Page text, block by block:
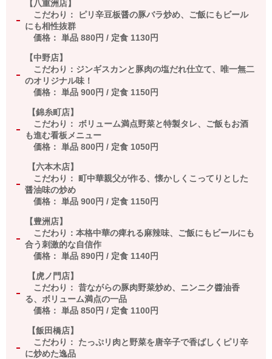
【八重洲店】
こだわり： ピリ辛豆板醤の豚バラ炒め、ご飯にもビール
にも相性抜群
価格： 単品 880円 / 定食 1130円
【中野店】
こだわり：ジンギスカンと豚肉の塩だれ仕立て、唯一無二
のオリジナル味！
価格： 単品 900円 / 定食 1150円
【錦糸町店】
こだわり： ボリューム満点野菜と特製タレ、ご飯もお酒
も進む看板メニュー
価格： 単品 800円 / 定食 1050円
【六本木店】
こだわり： 町中華親父が作る、懐かしくこってりとした
醤油味の炒め
価格： 単品 900円 / 定食 1150円
【豊洲店】
こだわり：本格中華の痺れる麻辣味、ご飯にもビールにも
合う刺激的な自信作
価格： 単品 890円 / 定食 1140円
【虎ノ門店】
こだわり： 昔ながらの豚肉野菜炒め、ニンニク醬油香
る、ボリューム満点の一品
価格： 単品 850円 / 定食 1100円
【飯田橋店】
こだわり： たっぷリ肉と野菜を唐辛子で香ばしくピリ辛
に炒めた逸品